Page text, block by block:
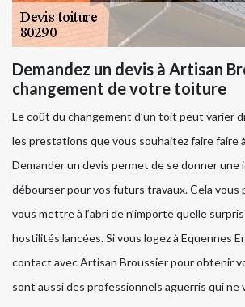
Demandez un devis à Artisan
changement de votre toiture
Le coût du changement d’un toit peut varier
les prestations que vous souhaitez faire faire
Demander un devis permet de se donner une
débourser pour vos futurs travaux. Cela vous
vous mettre à l’abri de n’importe quelle
hostilités lancées. Si vous logez à Equennes
contact avec Artisan Broussier pour obtenir
sont aussi des professionnels aguerris qui ne